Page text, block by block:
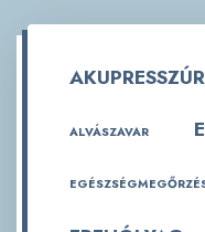
ALVÁSZAVAR